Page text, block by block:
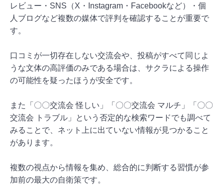
レビュー・SNS（X・Instagram・Facebookなど）・個
人ブログなど複数の媒体で評判を確認することが重要で
す。
口コミが一切存在しない交流会や、投稿がすべて同じよ
うな文体の高評価のみである場合は、サクラによる操作
の可能性を疑ったほうが安全です。
また「〇〇交流会 怪しい」「〇〇交流会 マルチ」「〇〇
交流会 トラブル」という否定的な検索ワードでも調べて
みることで、ネット上に出ていない情報が見つかること
があります。
複数の視点から情報を集め、総合的に判断する習慣が参
加前の最大の自衛策です。